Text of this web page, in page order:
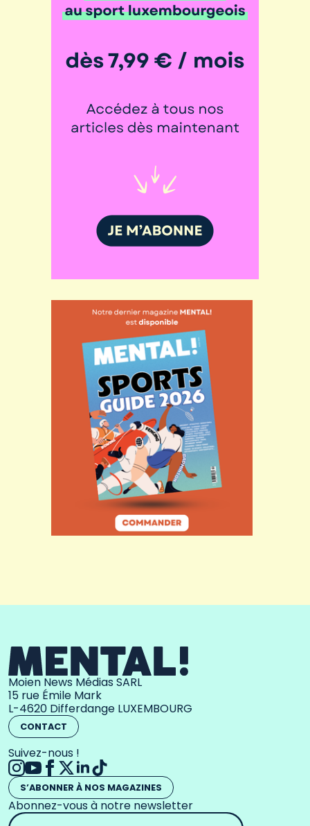
Moien News Médias SARL
15 rue Émile Mark
L-4620 Differdange LUXEMBOURG
CONTACT
Suivez-nous !
S’ABONNER À NOS MAGAZINES
Abonnez-vous à notre newsletter
Adresse